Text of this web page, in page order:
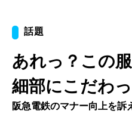
話題
あれっ？この
細部にこだわ
阪急電鉄のマナー向上を訴